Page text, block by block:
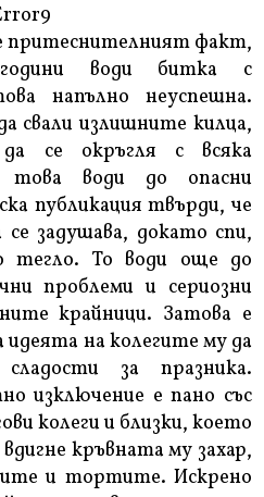
притеснителният факт,
води битка с
напълно неуспешна.
свали излишните килца,
се окръгля с всяка
това води до опасни
публикация твърди, че
задушава, докато спи,
тегло. То води още до
проблеми и сериозни
крайници. Затова е
на колегите му да
за празника.
изключение е пано със
колеги и близки, което
кръвната му захар,
и тортите. Искрено